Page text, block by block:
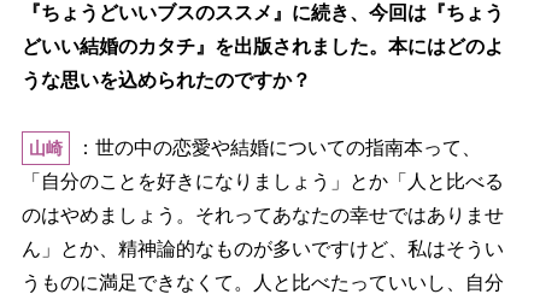
『ちょうどいいブスのススメ』に続き、今回は『ちょう
どいい結婚のカタチ』を出版されました。本にはどのよ
うな思いを込められたのですか？
山崎
：世の中の恋愛や結婚についての指南本って、
「自分のことを好きになりましょう」とか「人と比べる
のはやめましょう。それってあなたの幸せではありませ
ん」とか、精神論的なものが多いですけど、私はそうい
うものに満足できなくて。人と比べたっていいし、自分